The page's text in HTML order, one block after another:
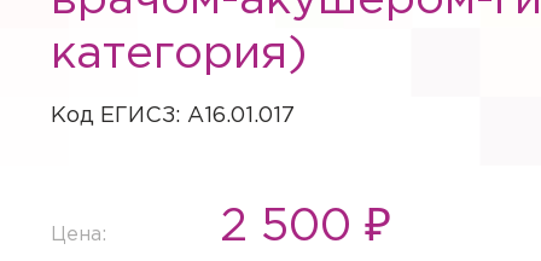
категория)
Код ЕГИСЗ: A16.01.017
Цена: 2 500 ₽